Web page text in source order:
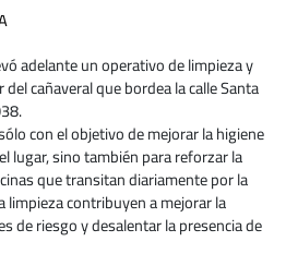
adelante un operativo de limpieza y
cañaveral que bordea la calle Santa
con el objetivo de mejorar la higiene
lugar, sino también para reforzar la
que transitan diariamente por la
limpieza contribuyen a mejorar la
de riesgo y desalentar la presencia de